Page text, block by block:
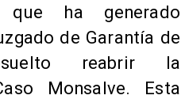
ha generado
de Garantía de
reabrir la
Monsalve. Esta